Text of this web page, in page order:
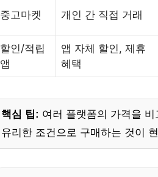
중고마켓 개인 간 직접 거래
할인/적립
앱
앱 자체 할인, 제휴
혜택
핵심 팁: 여러 플랫폼의 가격을
유리한 조건으로 구매하는 것이